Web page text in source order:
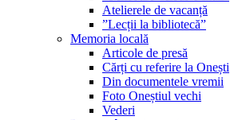
Atelierele de vacanță
”Lecții la bibliotecă”
Memoria locală
Articole de presă
Cărți cu referire la Onești
Din documentele vremii
Foto Oneștiul vechi
Vederi